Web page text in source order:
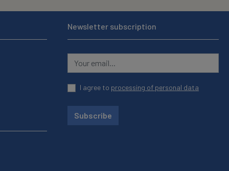
Newsletter subscription
I agree to processing of personal data
Subscribe